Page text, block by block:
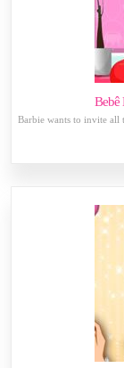
Bebê
Barbie wants to invite all